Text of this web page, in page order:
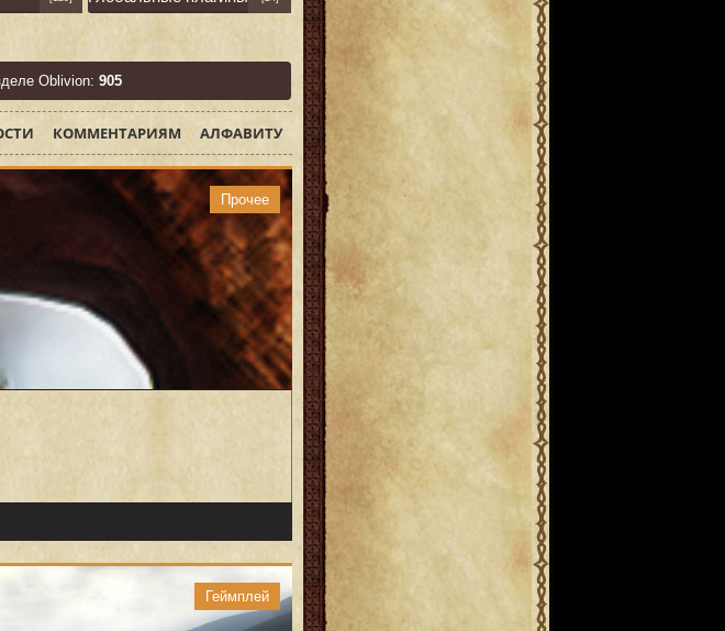
Oblivion: 905
КОММЕНТАРИЯМ АЛФАВИТУ
Прочее
Геймплей